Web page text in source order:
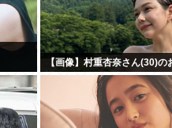
【画像】村重杏奈さん(30)